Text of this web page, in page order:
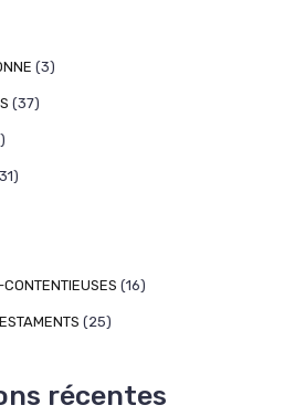
(3)
(37)
(16)
(25)
récentes